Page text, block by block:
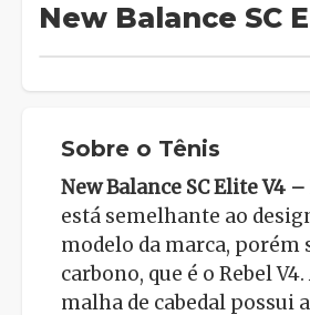
New Balance SC
Sobre o Tênis
New Balance SC Elite V4 –
está semelhante ao
modelo da marca, porém
carbono, que é o Rebel
malha de cabedal possui